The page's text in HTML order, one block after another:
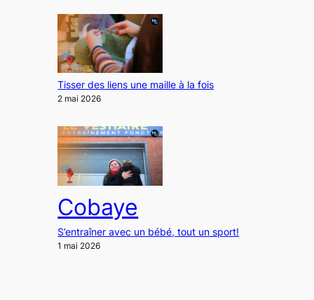
Tisser des liens une maille à la fois
2 mai 2026
Cobaye
S’entraîner avec un bébé, tout un sport!
1 mai 2026